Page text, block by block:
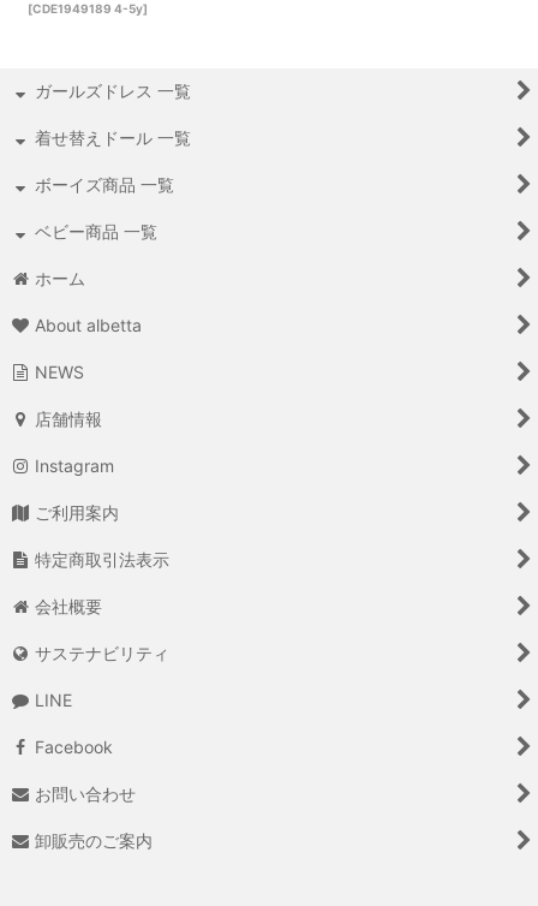
[CDE1949189 4-5y]
ガールズドレス 一覧
着せ替えドール 一覧
ボーイズ商品 一覧
ベビー商品 一覧
ホーム
About albetta
NEWS
店舗情報
Instagram
ご利用案内
特定商取引法表示
会社概要
サステナビリティ
LINE
Facebook
お問い合わせ
卸販売のご案内